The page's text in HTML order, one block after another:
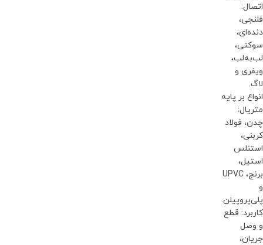
اتصال:
فلنجی،
دنده‌ای،
سوکتی،
لب‌به‌لب،
ویفری و
لاگ.
انواع بر پایه
متریال:
چدن، فولاد
کربنی،
استنلس
استیل،
برنج، UPVC
و
پلی‌پروپیلن.
کاربرد: قطع
و وصل
جریان،